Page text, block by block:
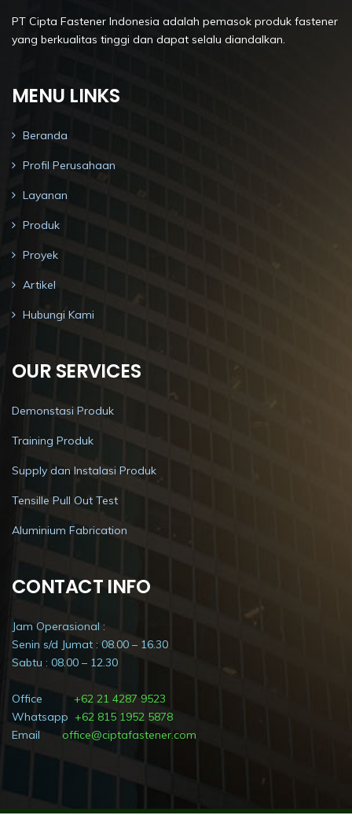
PT Cipta Fastener Indonesia adalah pemasok produk fastener
yang berkualitas tinggi dan dapat selalu diandalkan.
MENU LINKS
Beranda
Profil Perusahaan
Layanan
Produk
Proyek
Artikel
Hubungi Kami
OUR SERVICES
Demonstasi Produk
Training Produk
Supply dan Instalasi Produk
Tensille Pull Out Test
Aluminium Fabrication
CONTACT INFO
Jam Operasional :
Senin s/d Jumat : 08.00 – 16.30
Sabtu : 08.00 – 12.30
Office +62 21 4287 9523
Whatsapp +62 815 1952 5878
Email office@ciptafastener.com